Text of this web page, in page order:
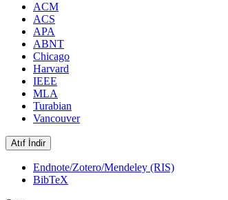
ACM
ACS
APA
ABNT
Chicago
Harvard
IEEE
MLA
Turabian
Vancouver
Atıf İndir
Endnote/Zotero/Mendeley (RIS)
BibTeX